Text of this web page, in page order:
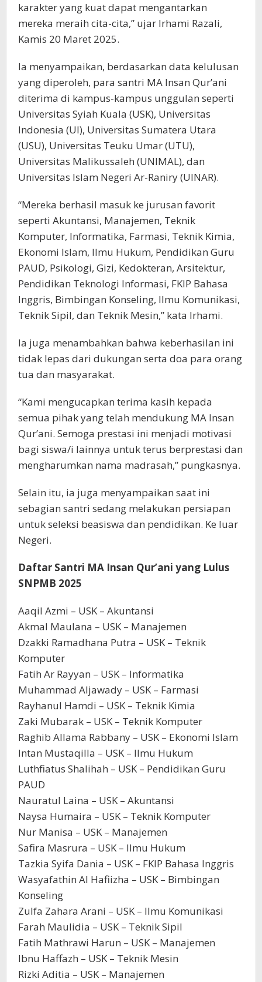
karakter yang kuat dapat mengantarkan
mereka meraih cita-cita,” ujar Irhami Razali,
Kamis 20 Maret 2025.
Ia menyampaikan, berdasarkan data kelulusan
yang diperoleh, para santri MA Insan Qur’ani
diterima di kampus-kampus unggulan seperti
Universitas Syiah Kuala (USK), Universitas
Indonesia (UI), Universitas Sumatera Utara
(USU), Universitas Teuku Umar (UTU),
Universitas Malikussaleh (UNIMAL), dan
Universitas Islam Negeri Ar-Raniry (UINAR).
“Mereka berhasil masuk ke jurusan favorit
seperti Akuntansi, Manajemen, Teknik
Komputer, Informatika, Farmasi, Teknik Kimia,
Ekonomi Islam, Ilmu Hukum, Pendidikan Guru
PAUD, Psikologi, Gizi, Kedokteran, Arsitektur,
Pendidikan Teknologi Informasi, FKIP Bahasa
Inggris, Bimbingan Konseling, Ilmu Komunikasi,
Teknik Sipil, dan Teknik Mesin,” kata Irhami.
Ia juga menambahkan bahwa keberhasilan ini
tidak lepas dari dukungan serta doa para orang
tua dan masyarakat.
“Kami mengucapkan terima kasih kepada
semua pihak yang telah mendukung MA Insan
Qur’ani. Semoga prestasi ini menjadi motivasi
bagi siswa/i lainnya untuk terus berprestasi dan
mengharumkan nama madrasah,” pungkasnya.
Selain itu, ia juga menyampaikan saat ini
sebagian santri sedang melakukan persiapan
untuk seleksi beasiswa dan pendidikan. Ke luar
Negeri.
Daftar Santri MA Insan Qur’ani yang Lulus
SNPMB 2025
Aaqil Azmi – USK – Akuntansi
Akmal Maulana – USK – Manajemen
Dzakki Ramadhana Putra – USK – Teknik
Komputer
Fatih Ar Rayyan – USK – Informatika
Muhammad Aljawady – USK – Farmasi
Rayhanul Hamdi – USK – Teknik Kimia
Zaki Mubarak – USK – Teknik Komputer
Raghib Allama Rabbany – USK – Ekonomi Islam
Intan Mustaqilla – USK – Ilmu Hukum
Luthfiatus Shalihah – USK – Pendidikan Guru
PAUD
Nauratul Laina – USK – Akuntansi
Naysa Humaira – USK – Teknik Komputer
Nur Manisa – USK – Manajemen
Safira Masrura – USK – Ilmu Hukum
Tazkia Syifa Dania – USK – FKIP Bahasa Inggris
Wasyafathin Al Hafiizha – USK – Bimbingan
Konseling
Zulfa Zahara Arani – USK – Ilmu Komunikasi
Farah Maulidia – USK – Teknik Sipil
Fatih Mathrawi Harun – USK – Manajemen
Ibnu Haffazh – USK – Teknik Mesin
Rizki Aditia – USK – Manajemen